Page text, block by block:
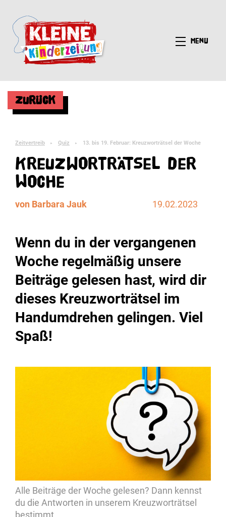
Menü
Zurück
Zeitvertreib ► Quiz ► 13. bis 19. Februar: Kreuzworträtsel der Woche
Kreuzworträtsel der
Woche
von Barbara Jauk 19.02.2023
Wenn du in der vergangenen
Woche regelmäßig unsere
Beiträge gelesen hast, wird dir
dieses Kreuzworträtsel im
Handumdrehen gelingen. Viel
Spaß!
Alle Beiträge der Woche gelesen? Dann kennst
du die Antworten in unserem Kreuzworträtsel
bestimmt